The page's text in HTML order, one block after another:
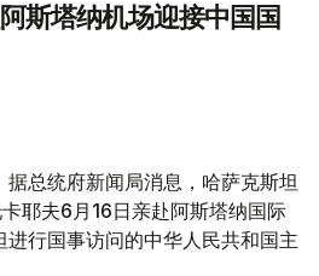
斯塔纳机场迎接中国国
据总统府新闻局消息，哈萨克斯坦
耶夫6月16日亲赴阿斯塔纳国际
行国事访问的中华人民共和国主